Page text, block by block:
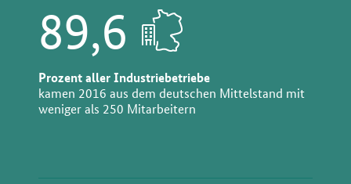
89,6
Prozent aller Industriebetriebe
kamen 2016 aus dem deutschen Mittelstand mit
weniger als 250 Mitarbeitern